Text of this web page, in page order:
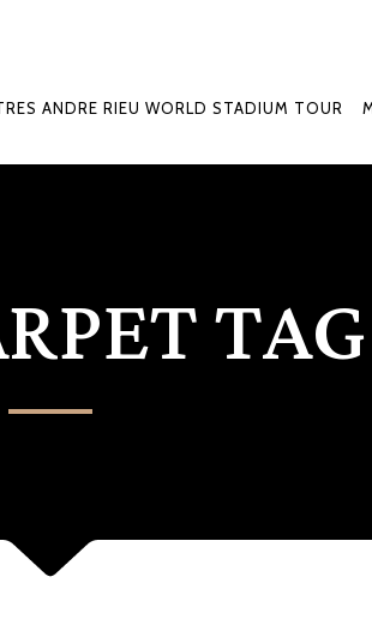
ANDRE RIEU WORLD STADIUM TOUR
TAG